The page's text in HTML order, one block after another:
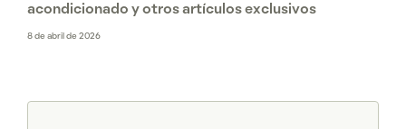
acondicionado y otros artículos exclusivos
8 de abril de 2026